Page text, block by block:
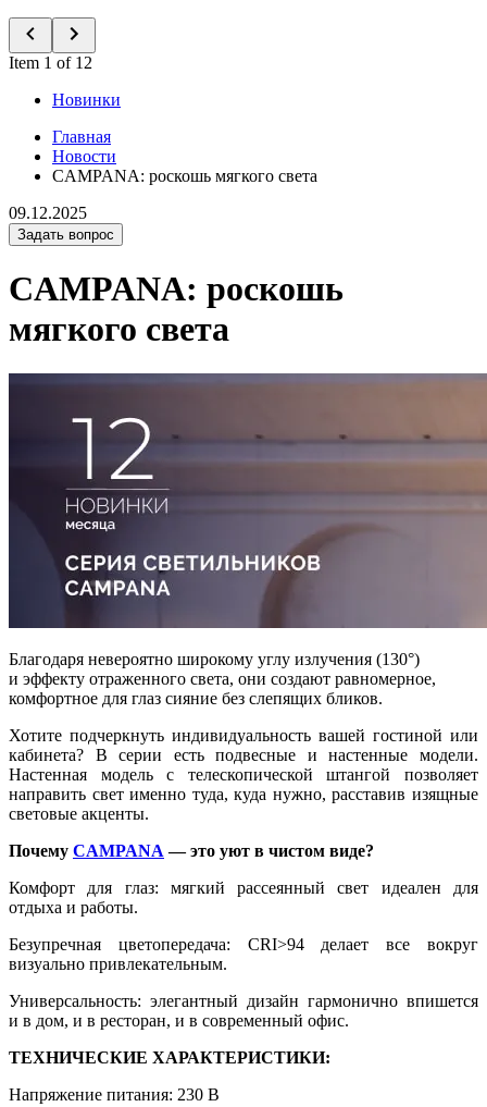
Item 1 of 12
Новинки
Главная
Новости
CAMPANA: роскошь мягкого света
09.12.2025
Задать вопрос
CAMPANA: роскошь
мягкого света
Благодаря невероятно широкому углу излучения (130°)
и эффекту отраженного света, они создают равномерное,
комфортное для глаз сияние без слепящих бликов.
Хотите подчеркнуть индивидуальность вашей гостиной или
кабинета? В серии есть подвесные и настенные модели.
Настенная модель с телескопической штангой позволяет
направить свет именно туда, куда нужно, расставив изящные
световые акценты.
Почему CAMPANA — это уют в чистом виде?
Комфорт для глаз: мягкий рассеянный свет идеален для
отдыха и работы.
Безупречная цветопередача: CRI>94 делает все вокруг
визуально привлекательным.
Универсальность: элегантный дизайн гармонично впишется
и в дом, и в ресторан, и в современный офис.
ТЕХНИЧЕСКИЕ ХАРАКТЕРИСТИКИ:
Напряжение питания: 230 В